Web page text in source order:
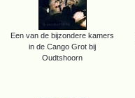
Een van de bijzondere kamers
in de Cango Grot bij
Oudtshoorn